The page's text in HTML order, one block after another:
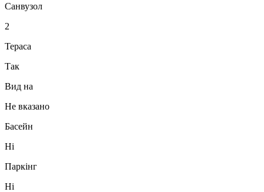
Санвузол
2
Тераса
Так
Вид на
Не вказано
Басейн
Ні
Паркінг
Ні